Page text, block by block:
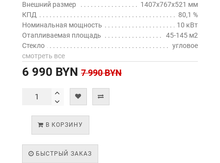
Внешний размер
1407x767x521 мм
КПД
80,1 %
Номинальная мощность
10 кВт
Отапливаемая площадь
45-145 м2
Стекло
угловое
смотреть все
6 990 BYN 7 990 BYN
В КОРЗИНУ
БЫСТРЫЙ ЗАКАЗ